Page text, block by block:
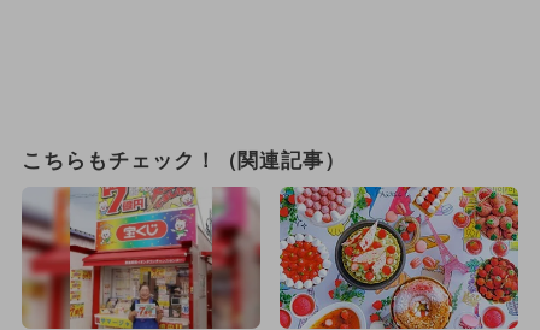
こちらもチェック！（関連記事）